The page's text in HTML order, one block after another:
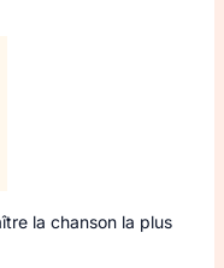
la chanson la plus